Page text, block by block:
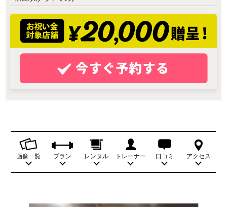
画像一覧 プラン レンタル トレーナー 口コミ アクセス